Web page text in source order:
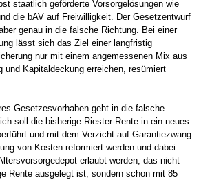
staatlich geförderte Vorsorgelösungen wie
die bAV auf Freiwilligkeit. Der Gesetzentwurf
genau in die falsche Richtung. Bei einer
lässt sich das Ziel einer langfristig
nur mit einem angemessenen Mix aus
und Kapitaldeckung erreichen, resümiert
Gesetzesvorhaben geht in die falsche
soll die bisherige Riester-Rente in ein neues
und mit dem Verzicht auf Garantiezwang
von Kosten reformiert werden und dabei
erlaubt werden, das nicht
Rente ausgelegt ist, sondern schon mit 85